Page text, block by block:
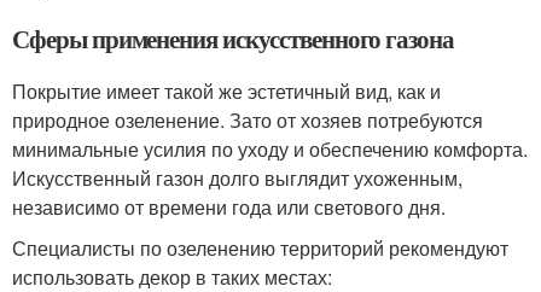
Сферы применения искусственного газона
Покрытие имеет такой же эстетичный вид, как и
природное озеленение. Зато от хозяев потребуются
минимальные усилия по уходу и обеспечению комфорта.
Искусственный газон долго выглядит ухоженным,
независимо от времени года или светового дня.
Специалисты по озеленению территорий рекомендуют
использовать декор в таких местах: